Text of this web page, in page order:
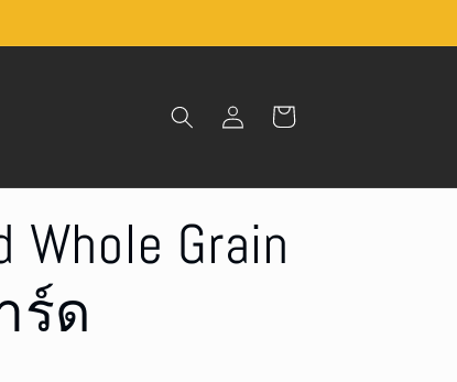
Log
in
Cart
Whole Grain
ร์ด